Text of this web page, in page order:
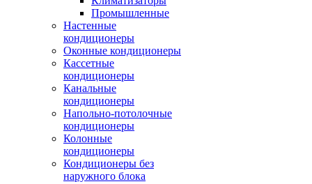
Промышленные
Настенные
кондиционеры
Оконные кондиционеры
Кассетные
кондиционеры
Канальные
кондиционеры
Напольно-потолочные
кондиционеры
Колонные
кондиционеры
Кондиционеры без
наружного блока